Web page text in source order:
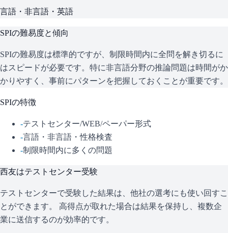
言語・非言語・英語
SPIの難易度と傾向
SPIの難易度は標準的ですが、制限時間内に全問を解き切るに
はスピードが必要です。特に非言語分野の推論問題は時間がか
かりやすく、事前にパターンを把握しておくことが重要です。
SPIの特徴
-テストセンター/WEB/ペーパー形式
-言語・非言語・性格検査
-制限時間内に多くの問題
西友はテストセンター受験
テストセンターで受験した結果は、他社の選考にも使い回すこ
とができます。 高得点が取れた場合は結果を保持し、複数企
業に送信するのが効率的です。